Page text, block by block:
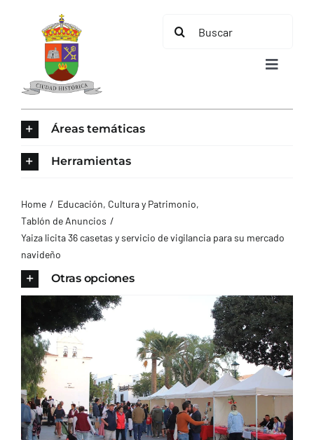
contenido
Buscar:
Toggle
AYUNTAMIENTO
TURISMO
CONTACTO
Áreas temáticas
Herramientas
Home
Educación, Cultura y Patrimonio
Tablón de Anuncios
Yaiza licita 36 casetas y servicio de vigilancia para su mercado
navideño
Otras opciones